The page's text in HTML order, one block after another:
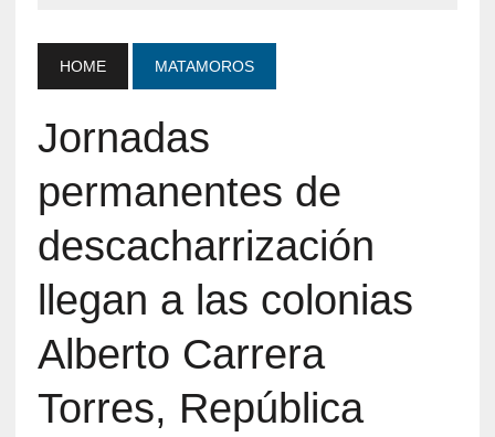
HOME MATAMOROS
Jornadas
permanentes de
descacharrización
llegan a las colonias
Alberto Carrera
Torres, República